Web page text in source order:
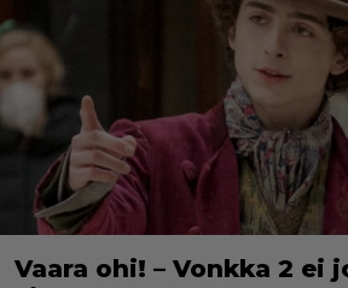
Vaara ohi! – Vonkka 2 ei